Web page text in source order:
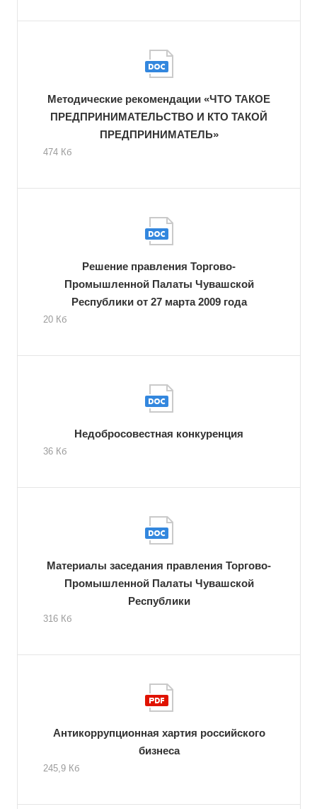
Методические рекомендации «ЧТО ТАКОЕ
ПРЕДПРИНИМАТЕЛЬСТВО И КТО ТАКОЙ
ПРЕДПРИНИМАТЕЛЬ»
474 Кб
Решение правления Торгово-
Промышленной Палаты Чувашской
Республики от 27 марта 2009 года
20 Кб
Недобросовестная конкуренция
36 Кб
Материалы заседания правления Торгово-
Промышленной Палаты Чувашской
Республики
316 Кб
Антикоррупционная хартия российского
бизнеса
245,9 Кб